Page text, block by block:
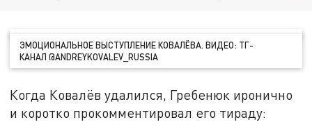
ЭМОЦИОНАЛЬНОЕ ВЫСТУПЛЕНИЕ КОВАЛЁВА. ВИДЕО: ТГ-
КАНАЛ @ANDREYKOVALEV_RUSSIA
Когда Ковалёв удалился, Гребенюк иронично
и коротко прокомментировал его тираду: